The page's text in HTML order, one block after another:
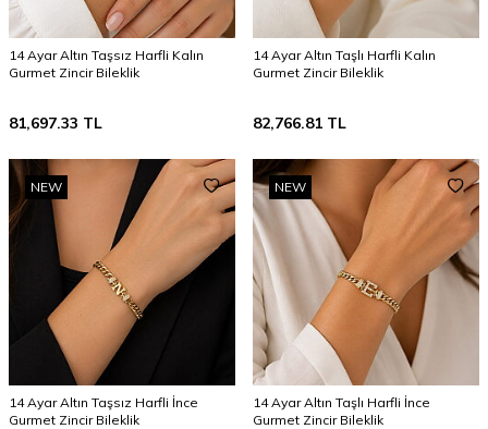
14 Ayar Altın Taşsız Harfli Kalın
Gurmet Zincir Bileklik
81,697.33 TL
14 Ayar Altın Taşlı Harfli Kalın
Gurmet Zincir Bileklik
82,766.81 TL
NEW
14 Ayar Altın Taşsız Harfli İnce
Gurmet Zincir Bileklik
NEW
14 Ayar Altın Taşlı Harfli İnce
Gurmet Zincir Bileklik